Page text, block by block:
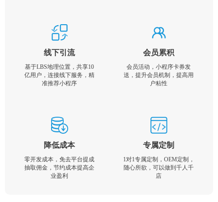
线下引流
基于LBS地理位置，共享10
亿用户，连接线下服务，精
准推荐小程序
会员累积
会员活动，小程序卡券发
送，提升会员机制，提高用
户粘性
降低成本
零开发成本，免去平台提成
抽取佣金，节约成本提高企
业盈利
专属定制
1对1专属定制，OEM定制，
随心所欲，可以做到千人千
店